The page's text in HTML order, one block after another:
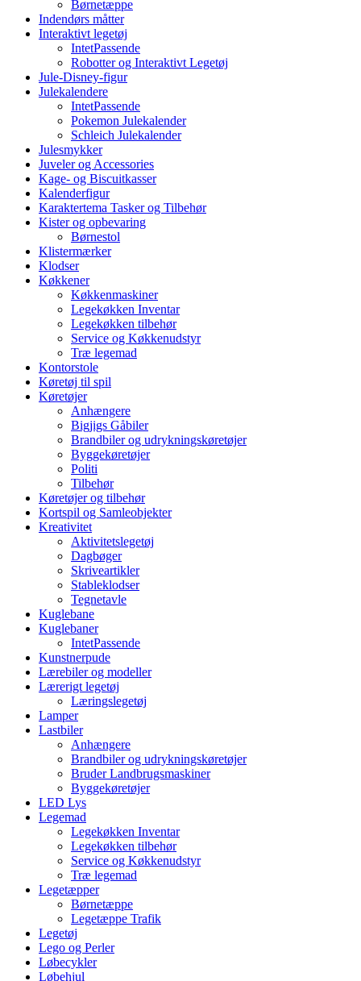
Børnetæppe
Indendørs måtter
Interaktivt legetøj
IntetPassende
Robotter og Interaktivt Legetøj
Jule-Disney-figur
Julekalendere
IntetPassende
Pokemon Julekalender
Schleich Julekalender
Julesmykker
Juveler og Accessories
Kage- og Biscuitkasser
Kalenderfigur
Karaktertema Tasker og Tilbehør
Kister og opbevaring
Børnestol
Klistermærker
Klodser
Køkkener
Køkkenmaskiner
Legekøkken Inventar
Legekøkken tilbehør
Service og Køkkenudstyr
Træ legemad
Kontorstole
Køretøj til spil
Køretøjer
Anhængere
Bigjigs Gåbiler
Brandbiler og udrykningskøretøjer
Byggekøretøjer
Politi
Tilbehør
Køretøjer og tilbehør
Kortspil og Samleobjekter
Kreativitet
Aktivitetslegetøj
Dagbøger
Skriveartikler
Stableklodser
Tegnetavle
Kuglebane
Kuglebaner
IntetPassende
Kunstnerpude
Lærebiler og modeller
Lærerigt legetøj
Læringslegetøj
Lamper
Lastbiler
Anhængere
Brandbiler og udrykningskøretøjer
Bruder Landbrugsmaskiner
Byggekøretøjer
LED Lys
Legemad
Legekøkken Inventar
Legekøkken tilbehør
Service og Køkkenudstyr
Træ legemad
Legetæpper
Børnetæppe
Legetæppe Trafik
Legetøj
Lego og Perler
Løbecykler
Løbehjul